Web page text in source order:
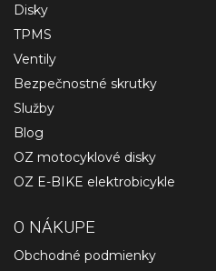
Disky
TPMS
Ventily
Bezpečnostné skrutky
Služby
Blog
OZ motocyklové disky
OZ E-BIKE elektrobicykle
O NÁKUPE
Obchodné podmienky